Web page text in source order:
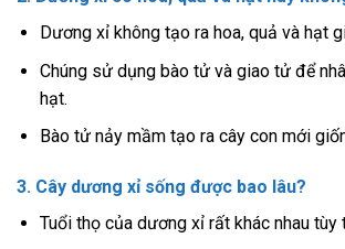
Dương xỉ không tạo ra hoa, quả và hạt
Chúng sử dụng bào tử và giao tử để
hạt.
Bào tử nảy mầm tạo ra cây con mới
3. Cây dương xỉ sống được bao lâu?
Tuổi thọ của dương xỉ rất khác nhau tùy